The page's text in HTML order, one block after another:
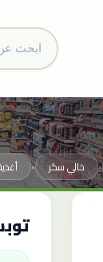
• خالي سكر •
توبس